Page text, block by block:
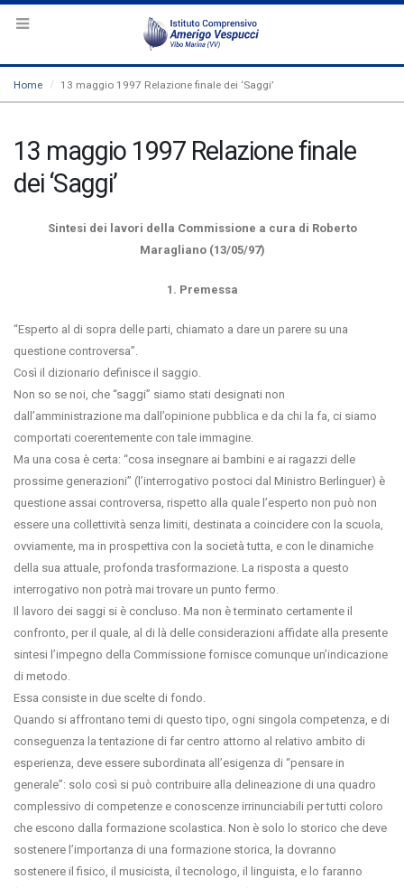
Home 13 maggio 1997 Relazione finale dei ‘Saggi’
13 maggio 1997 Relazione finale
dei ‘Saggi’
Sintesi dei lavori della Commissione a cura di Roberto
Maragliano (13/05/97)
1. Premessa
“Esperto al di sopra delle parti, chiamato a dare un parere su una
questione controversa”.
Così il dizionario definisce il saggio.
Non so se noi, che “saggi” siamo stati designati non
dall’amministrazione ma dall’opinione pubblica e da chi la fa, ci siamo
comportati coerentemente con tale immagine.
Ma una cosa è certa: “cosa insegnare ai bambini e ai ragazzi delle
prossime generazioni” (l’interrogativo postoci dal Ministro Berlinguer) è
questione assai controversa, rispetto alla quale l’esperto non può non
essere una collettività senza limiti, destinata a coincidere con la scuola,
ovviamente, ma in prospettiva con la società tutta, e con le dinamiche
della sua attuale, profonda trasformazione. La risposta a questo
interrogativo non potrà mai trovare un punto fermo.
Il lavoro dei saggi si è concluso. Ma non è terminato certamente il
confronto, per il quale, al di là delle considerazioni affidate alla presente
sintesi l’impegno della Commissione fornisce comunque un’indicazione
di metodo.
Essa consiste in due scelte di fondo.
Quando si affrontano temi di questo tipo, ogni singola competenza, e di
conseguenza la tentazione di far centro attorno al relativo ambito di
esperienza, deve essere subordinata all’esigenza di “pensare in
generale”: solo così si può contribuire alla delineazione di una quadro
complessivo di competenze e conoscenze irrinunciabili per tutti coloro
che escono dalla formazione scolastica. Non è solo lo storico che deve
sostenere l’importanza di una formazione storica, la dovranno
sostenere il fisico, il musicista, il tecnologo, il linguista, e lo faranno